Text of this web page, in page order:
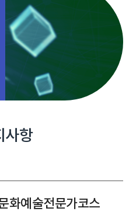
사항
화예술전문가코스